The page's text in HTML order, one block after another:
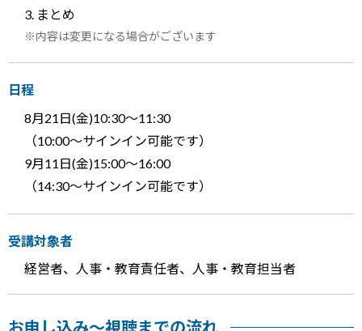
まとめ
内容は変更になる場合がございます
日程
8月21日(金)10:30～11:30
（10:00～サインイン可能です）
9月11日(金)15:00～16:00
（14:30～サインイン可能です）
受講対象者
経営者、人事・教育責任者、人事・教育担当者
お申し込み～視聴までの流れ